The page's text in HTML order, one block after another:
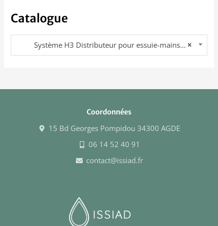
Catalogue
×
Système H3 Distributeur pour essuie-mains Pliés en V et C
Coordonnées
15 Bd Georges Pompidou 34300 AGDE
06 14 52 40 91
contact@issiad.fr